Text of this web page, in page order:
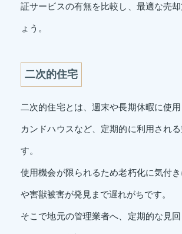
証サービスの有無を比較し、最適な売
ょう。
二次的住宅
二次的住宅とは、週末や長期休暇に使
カンドハウスなど、定期的に利用され
す。
使用機会が限られるため老朽化に気付
や害獣被害が発見まで遅れがちです。
そこで地元の管理業者へ、定期的な見